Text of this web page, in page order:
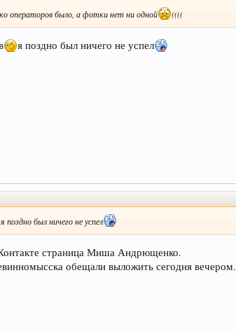
операторов было, а фотки нет ни одной ((((
я поздно был ничего не успел
я поздно был ничего не успел
страница Миша Андрющенко.
обещали выложить сегодня вечером.